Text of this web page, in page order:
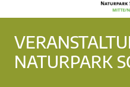
NATURPARK